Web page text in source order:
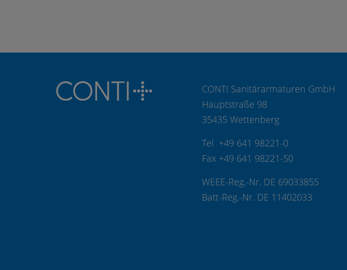
CONTI Sanitärarmaturen GmbH
Hauptstraße 98
35435 Wettenberg
Tel +49 641 98221-0
Fax +49 641 98221-50
WEEE-Reg.-Nr. DE 69033855
Batt-Reg.-Nr. DE 11402033